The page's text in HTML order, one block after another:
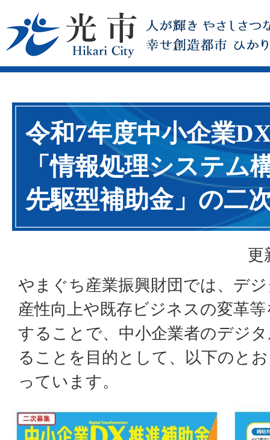
令和7年度中小企業
「情報処理システム
先駆型補助金」の二
更
やまぐち産業振興財団では、デ
産性向上や既存ビジネスの変革
することで、中小企業者のデジ
ることを目的として、以下のと
っています。